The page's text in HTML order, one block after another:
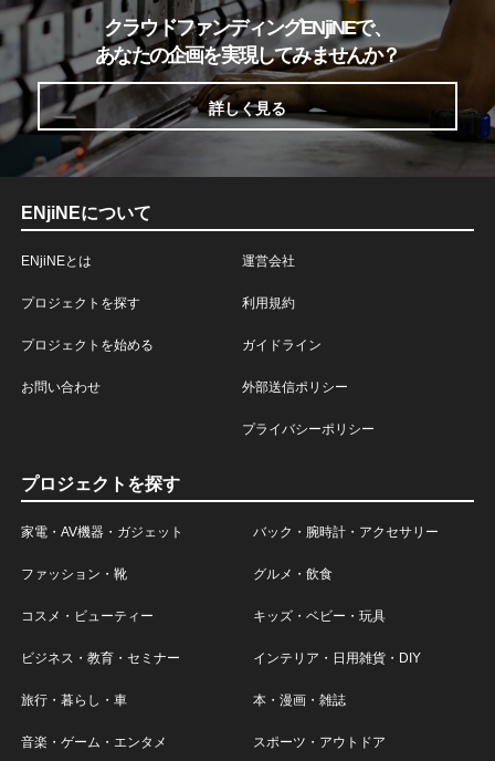
クラウドファンディングENjiNEで、
あなたの企画を実現してみませんか？
詳しく見る
ENjiNEについて
ENjiNEとは
プロジェクトを探す
プロジェクトを始める
お問い合わせ
運営会社
利用規約
ガイドライン
外部送信ポリシー
プライバシーポリシー
プロジェクトを探す
家電・AV機器・ガジェット バック・腕時計・アクセサリー
ファッション・靴 グルメ・飲食
コスメ・ビューティー キッズ・ベビー・玩具
ビジネス・教育・セミナー インテリア・日用雑貨・DIY
旅行・暮らし・車 本・漫画・雑誌
音楽・ゲーム・エンタメ スポーツ・アウトドア